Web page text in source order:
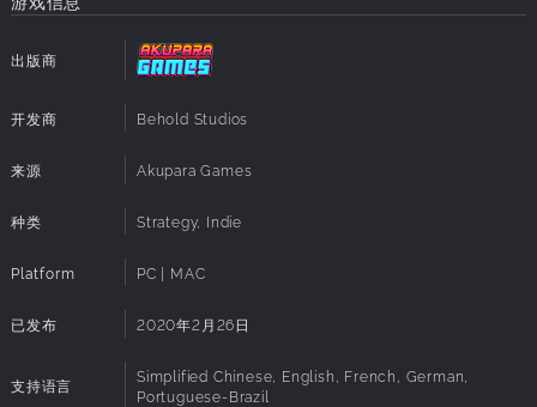
发休闲任务。
- 完成成就可以解锁新内容。
- 支持单人模式或单机多人模式（未来甚至会支持跨平台在线多人
- 没有任何类型的武器。拿起拖把，扫除危险。
你准备接收挑战吗？生活在一起从来都不容易，而现在你们却要共
Behold Studios是开发了《骑士经理》、《彩度战队》和《银河
笔与纸》的团队。由于拥有众多强大的粉丝群，我们是在大家的帮
助下开发的此游戏。我们公开分享源码和开发里程碑，认真听取反
馈并改善游戏的整体体验。
欢迎加入我们官方Discord聊天服务器，来帮助我们改善这款游
出版商
开发商 Behold Studios
来源 Akupara Games
种类 Strategy, Indie
Platform PC | MAC
已发布 2020年2月26日
支持语言
Simplified Chinese, English, French, German,
Portuguese-Brazil